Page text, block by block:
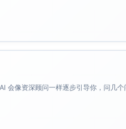
会像资深顾问一样逐步引导你，问几